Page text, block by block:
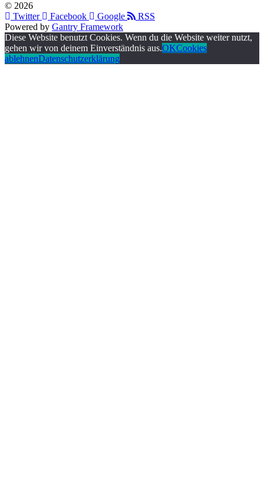
© 2026
Twitter
Facebook Google
RSS
Powered by Gantry Framework
Diese Website benutzt Cookies. Wenn du die Website weiter nutzt,
gehen wir von deinem Einverständnis aus.OKCookies
ablehnenDatenschutzerklärung